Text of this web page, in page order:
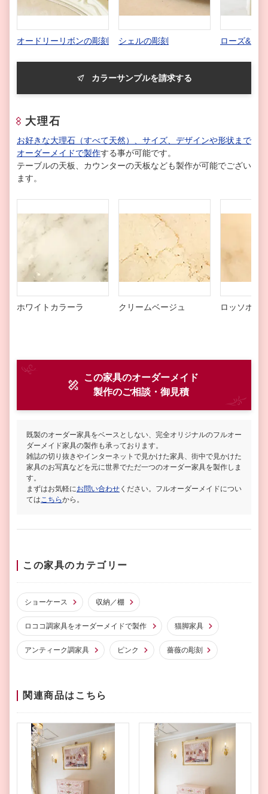
オードリーリボンの彫刻 シェルの彫刻 ローズ&リ
カラーサンプルを請求する
大理石
お好きな大理石（すべて天然）、サイズ、デザインや形状まで
オーダーメイドで製作する事が可能です。
テーブルの天板、カウンターの天板なども製作が可能でござい
ます。
ホワイトカラーラ クリームベージュ ロッソポル
この家具のオーダーメイド
製作のご相談・御見積
既製のオーダー家具をベースとしない、完全オリジナルのフルオー
ダーメイド家具の製作も承っております。
雑誌の切り抜きやインターネットで見かけた家具、街中で見かけた
家具のお写真などを元に世界でただ一つのオーダー家具を製作しま
す。
まずはお気軽にお問い合わせ ください。フルオーダーメイドについ
ては こちらから。
この家具のカテゴリー
ショーケース 収納／棚
ロココ調家具をオーダーメイドで製作 猫脚家具
アンティーク調家具 ピンク 薔薇の彫刻
関連商品はこちら